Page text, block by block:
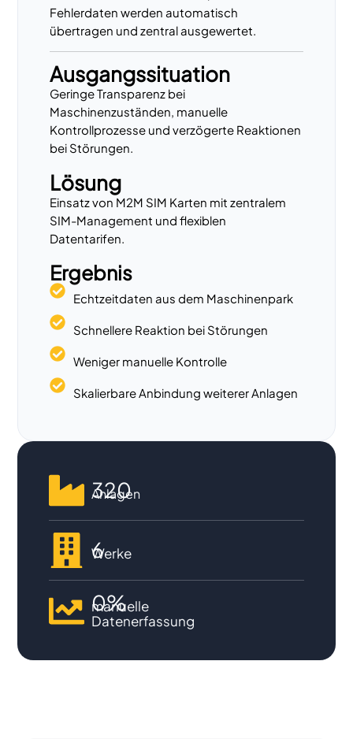
320
Anlagen
6
Werke
0%
manuelle
Datenerfassung
Fehlerdaten werden automatisch
übertragen und zentral ausgewertet.
Ausgangssituation
Geringe Transparenz bei
Maschinenzuständen, manuelle
Kontrollprozesse und verzögerte Reaktionen
bei Störungen.
Lösung
Einsatz von M2M SIM Karten mit zentralem
SIM-Management und flexiblen
Datentarifen.
Ergebnis
Echtzeitdaten aus dem Maschinenpark
Schnellere Reaktion bei Störungen
Weniger manuelle Kontrolle
Skalierbare Anbindung weiterer Anlagen